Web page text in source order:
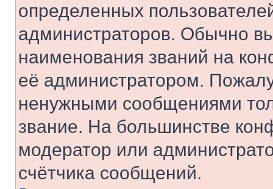
определенных
администраторов. Обычно
наименования званий на
её администратором.
ненужными сообщениями
звание. На большинстве
модератор или
счётчика сообщений.